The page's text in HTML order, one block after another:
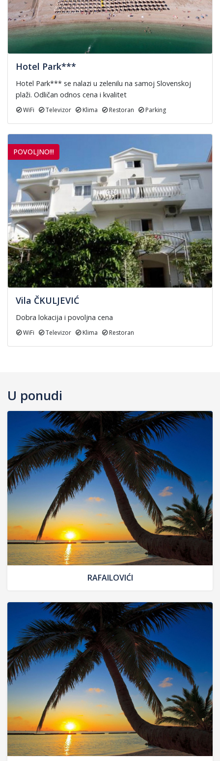
Hotel Park***
Hotel Park*** se nalazi u zelenilu na samoj Slovenskoj
plaži. Odličan odnos cena i kvalitet
WiFi Televizor Klima Restoran Parking
POVOLJNO!!!
Vila ČKULJEVIĆ
Dobra lokacija i povoljna cena
WiFi Televizor Klima Restoran
U ponudi
RAFAILOVIĆI